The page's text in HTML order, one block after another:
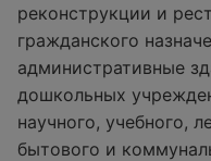
реконструкции и
гражданского
административные
дошкольных
научного, учебного,
бытового и